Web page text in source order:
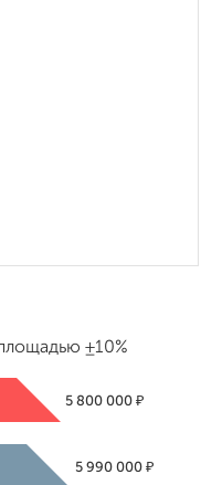
±10%
5 800 000₽
5 990 000 ₽